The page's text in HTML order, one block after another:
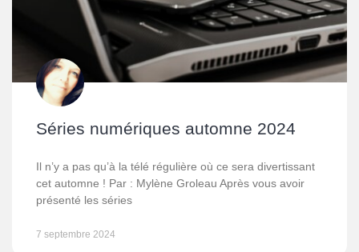
Séries numériques automne 2024
Il n’y a pas qu’à la télé régulière où ce sera divertissant
cet automne ! Par : Mylène Groleau Après vous avoir
présenté les séries
7 septembre 2024